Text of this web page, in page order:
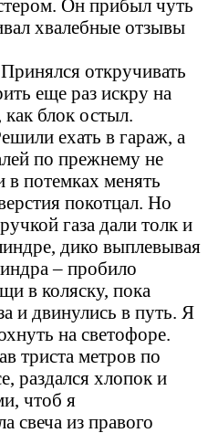
Он прибыл чуть
хвалебные отзывы
откручивать
еще раз искру на
как блок остыл.
ехать в гараж, а
по прежнему не
в потемках менять
покотцал. Но
газа дали толк и
дико выплевывая
– пробило
в коляску, пока
и двинулись в путь. Я
на светофоре.
триста метров по
раздался хлопок и
чтоб я
свеча из правого